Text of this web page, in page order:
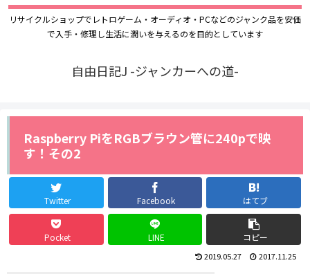
リサイクルショップでレトロゲーム・オーディオ・PCなどのジャンク品を安価
で入手・修理し生活に潤いを与えるのを目的としています
自由日記J -ジャンカーへの道-
Raspberry PiをRGBブラウン管に240pで映
す！その2
Twitter Facebook はてブ
Pocket LINE コピー
2019.05.27 2017.11.25